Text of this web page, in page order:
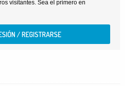
visitantes. Sea el primero en